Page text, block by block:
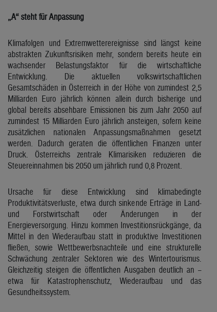
„A“ steht für Anpassung
Klimafolgen und Extremwetterereignisse sind längst keine
abstrakten Zukunftsrisiken mehr, sondern bereits heute ein
wachsender Belastungsfaktor für die wirtschaftliche
Entwicklung. Die aktuellen volkswirtschaftlichen
Gesamtschäden in Österreich in der Höhe von zumindest 2,5
Milliarden Euro jährlich können allein durch bisherige und
global bereits absehbare Emissionen bis zum Jahr 2050 auf
zumindest 15 Milliarden Euro jährlich ansteigen, sofern keine
zusätzlichen nationalen Anpassungsmaßnahmen gesetzt
werden. Dadurch geraten die öffentlichen Finanzen unter
Druck. Österreichs zentrale Klimarisiken reduzieren die
Steuereinnahmen bis 2050 um jährlich rund 0,8 Prozent.
Ursache für diese Entwicklung sind klimabedingte
Produktivitätsverluste, etwa durch sinkende Erträge in Land-
und Forstwirtschaft oder Änderungen in der
Energieversorgung. Hinzu kommen Investitionsrückgänge, da
Mittel in den Wiederaufbau statt in produktive Investitionen
fließen, sowie Wettbewerbsnachteile und eine strukturelle
Schwächung zentraler Sektoren wie des Wintertourismus.
Gleichzeitig steigen die öffentlichen Ausgaben deutlich an –
etwa für Katastrophenschutz, Wiederaufbau und das
Gesundheitssystem.